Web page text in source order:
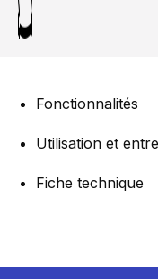
Fonctionnalités
Utilisation et
Fiche technique